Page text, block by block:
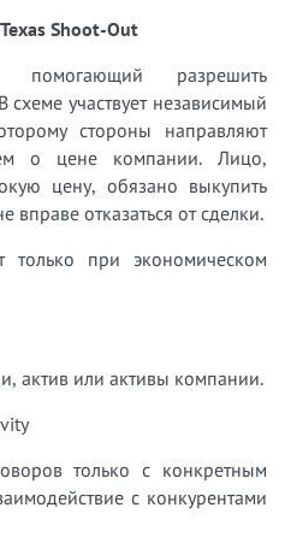
Shoot-Out
разрешить
участвует независимый
стороны направляют
о цене компании. Лицо,
цену, обязано выкупить
отказаться от сделки.
только при экономическом
актив или активы компании.
только с конкретным
с конкурентами